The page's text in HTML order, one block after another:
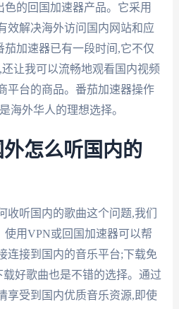
的回国加速器产品。它采用
效解决海外访问国内网站和应
茄加速器已有一段时间,它不仅
让我可以流畅地观看国内视频
平台的商品。番茄加速器操作
海外华人的理想选择。
怎么听国内的
收听国内的歌曲这个问题,我们
使用VPN或回国加速器可以帮
连接到国内的音乐平台;下载免
好歌曲也是不错的选择。通过
享受到国内优质音乐资源,即使